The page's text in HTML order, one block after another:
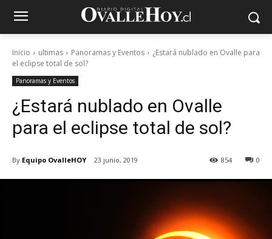
Inicio ultimas Panoramas y Eventos
¿Estará nublado en Ovalle para
el eclipse total de sol?
Panoramas y Eventos
¿Estará nublado en Ovalle
para el eclipse total de sol?
By Equipo OvalleHOY 23 junio, 2019 0
854